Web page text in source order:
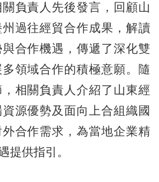
負責人先後發言，回顧山
過往經貿合作成果，解讀
合作機遇，傳遞了深化雙
領域合作的積極意願。隨
相關負責人介紹了山東經
源優勢及面向上合組織國
合作需求，為當地企業精
提供指引。